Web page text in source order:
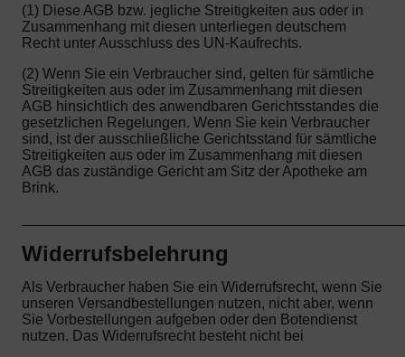
(1) Diese AGB bzw. jegliche Streitigkeiten aus oder in
Zusammenhang mit diesen unterliegen deutschem
Recht unter Ausschluss des UN-Kaufrechts.
(2) Wenn Sie ein Verbraucher sind, gelten für sämtliche
Streitigkeiten aus oder im Zusammenhang mit diesen
AGB hinsichtlich des anwendbaren Gerichtsstandes die
gesetzlichen Regelungen. Wenn Sie kein Verbraucher
sind, ist der ausschließliche Gerichtsstand für sämtliche
Streitigkeiten aus oder im Zusammenhang mit diesen
AGB das zuständige Gericht am Sitz der Apotheke am
Brink.
Widerrufsbelehrung
Als Verbraucher haben Sie ein Widerrufsrecht, wenn Sie
unseren Versandbestellungen nutzen, nicht aber, wenn
Sie Vorbestellungen aufgeben oder den Botendienst
nutzen. Das Widerrufsrecht besteht nicht bei